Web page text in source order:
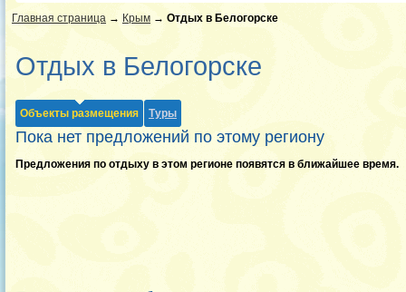
Главная страница → Крым → Отдых в Белогорске
Отдых в Белогорске
Объекты размещения Туры
Пока нет предложений по этому региону
Предложения по отдыху в этом регионе появятся в ближайшее время.